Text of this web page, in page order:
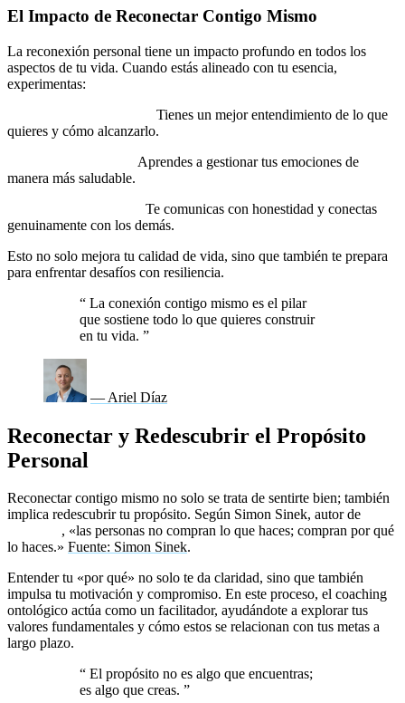
El Impacto de Reconectar Contigo Mismo
La reconexión personal tiene un impacto profundo en todos los
aspectos de tu vida. Cuando estás alineado con tu esencia,
experimentas:
Tienes un mejor entendimiento de lo que
quieres y cómo alcanzarlo.
Aprendes a gestionar tus emociones de
manera más saludable.
Te comunicas con honestidad y conectas
genuinamente con los demás.
Esto no solo mejora tu calidad de vida, sino que también te prepara
para enfrentar desafíos con resiliencia.
“ La conexión contigo mismo es el pilar
que sostiene todo lo que quieres construir
en tu vida. ”
— Ariel Díaz
Reconectar y Redescubrir el Propósito
Personal
Reconectar contigo mismo no solo se trata de sentirte bien; también
implica redescubrir tu propósito. Según Simon Sinek, autor de
, «las personas no compran lo que haces; compran por qué
lo haces.» Fuente: Simon Sinek.
Entender tu «por qué» no solo te da claridad, sino que también
impulsa tu motivación y compromiso. En este proceso, el coaching
ontológico actúa como un facilitador, ayudándote a explorar tus
valores fundamentales y cómo estos se relacionan con tus metas a
largo plazo.
“ El propósito no es algo que encuentras;
es algo que creas. ”